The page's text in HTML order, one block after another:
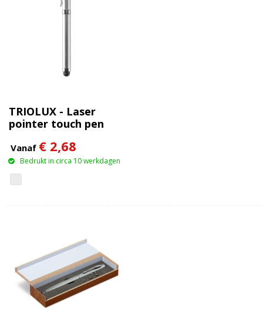
TRIOLUX - Laser
pointer touch pen
Vanaf € 2,68
Bedrukt in circa 10 werkdagen